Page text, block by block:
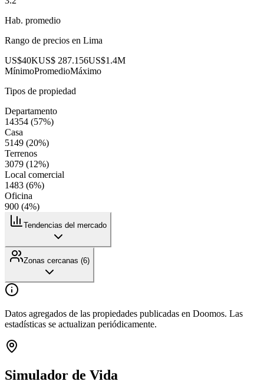
Hab. promedio
Rango de precios en Lima
US$40KUS$ 287.156US$1.4M
MínimoPromedioMáximo
Tipos de propiedad
Departamento
14354 (57%)
Casa
5149 (20%)
Terrenos
3079 (12%)
Local comercial
1483 (6%)
Oficina
900 (4%)
Tendencias del mercado
Zonas cercanas (6)
Datos agregados de las propiedades publicadas en Doomos. Las
estadísticas se actualizan periódicamente.
Simulador de Vida